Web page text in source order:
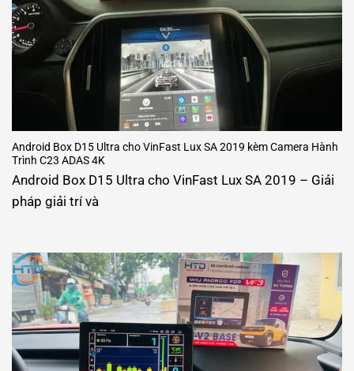
Android Box D15 Ultra cho VinFast Lux SA 2019 kèm Camera Hành
Trình C23 ADAS 4K
Android Box D15 Ultra cho VinFast Lux SA 2019 – Giải
pháp giải trí và